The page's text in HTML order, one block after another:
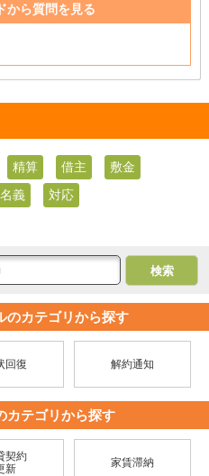
から質問を見る
精算 借主
敷金
名義
対応
のカテゴリから探す
回復 解約通知
カテゴリから探す
契約
新
家賃滞納